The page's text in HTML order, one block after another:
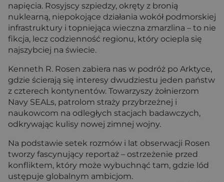
napięcia. Rosyjscy szpiedzy, okręty z bronią
nuklearną, niepokojące działania wokół podmorskiej
infrastruktury i topniejąca wieczna zmarzlina – to nie
fikcja, lecz codzienność regionu, który ociepla się
najszybciej na świecie.
Kenneth R. Rosen zabiera nas w podróż po Arktyce,
gdzie ścierają się interesy dwudziestu jeden państw
z czterech kontynentów. Towarzyszy żołnierzom
Navy SEALs, patrolom straży przybrzeżnej i
naukowcom na odległych stacjach badawczych,
odkrywając kulisy nowej zimnej wojny.
Na podstawie setek rozmów i lat obserwacji Rosen
tworzy fascynujący reportaż – ostrzeżenie przed
konfliktem, który może wybuchnąć tam, gdzie lód
ustępuje globalnym ambicjom.